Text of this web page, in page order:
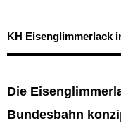
KH Eisenglimmerlack
Die
Bundesbahn